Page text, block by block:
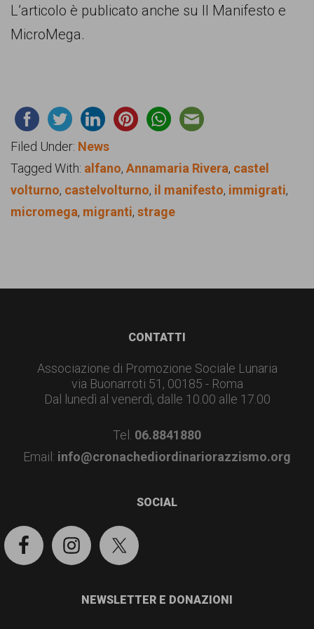
L’articolo è publicato anche su Il Manifesto e
MicroMega.
Filed Under: News
Tagged With: alfano, Annamaria Rivera, castel
volturno, castelvolturno, il manifesto, immigrati,
micromega, migranti, strage
CONTATTI
Associazione di Promozione Sociale Lunaria
via Buonarroti 51, 00185 - Roma
Dal lunedì al venerdì, dalle 10.00 alle 17.00
Tel. 06.8841880
Email: info@cronachediordinariorazzismo.org
SOCIAL
NEWSLETTER E DONAZIONI